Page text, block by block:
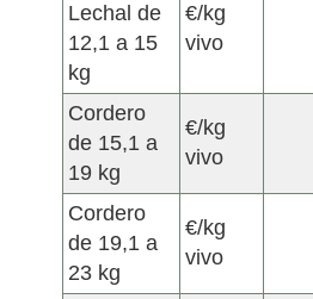
Lechal de
12,1 a 15
kg
€/kg
vivo
Cordero
de 15,1 a
19 kg
€/kg
vivo
Cordero
de 19,1 a
23 kg
€/kg
vivo